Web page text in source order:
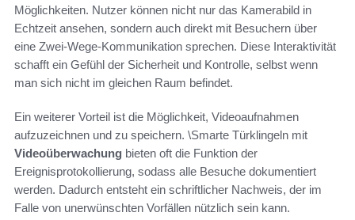
Möglichkeiten. Nutzer können nicht nur das Kamerabild in
Echtzeit ansehen, sondern auch direkt mit Besuchern über
eine Zwei-Wege-Kommunikation sprechen. Diese Interaktivität
schafft ein Gefühl der Sicherheit und Kontrolle, selbst wenn
man sich nicht im gleichen Raum befindet.
Ein weiterer Vorteil ist die Möglichkeit, Videoaufnahmen
aufzuzeichnen und zu speichern. \Smarte Türklingeln mit
Videoüberwachung bieten oft die Funktion der
Ereignisprotokollierung, sodass alle Besuche dokumentiert
werden. Dadurch entsteht ein schriftlicher Nachweis, der im
Falle von unerwünschten Vorfällen nützlich sein kann.